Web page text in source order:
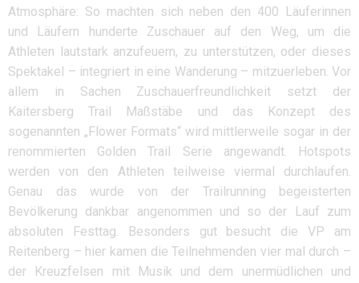
Atmosphäre: So machten sich neben den 400 Läuferinnen
und Läufern hunderte Zuschauer auf den Weg, um die
Athleten lautstark anzufeuern, zu unterstützen, oder dieses
Spektakel – integriert in eine Wanderung – mitzuerleben. Vor
allem in Sachen Zuschauerfreundlichkeit setzt der
Kaitersberg Trail Maßstäbe und das Konzept des
sogenannten „Flower Formats“ wird mittlerweile sogar in der
renommierten Golden Trail Serie angewandt. Hotspots
werden von den Athleten teilweise viermal durchlaufen.
Genau das wurde von der Trailrunning begeisterten
Bevölkerung dankbar angenommen und so der Lauf zum
absoluten Festtag. Besonders gut besucht die VP am
Reitenberg – hier kamen die Teilnehmenden vier mal durch –
der Kreuzfelsen mit Musik und dem unermüdlichen und